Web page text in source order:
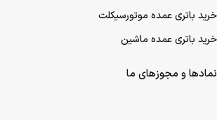
خرید باتری عمده موتورسیکلت
خرید باتری عمده ماشین
نمادها و مجوزهای ما